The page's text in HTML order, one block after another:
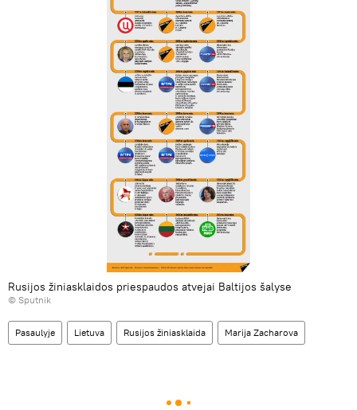
Rusijos žiniasklaidos priespaudos atvejai Baltijos šalyse
© Sputnik
Pasaulyje Lietuva Rusijos žiniasklaida Marija Zacharova